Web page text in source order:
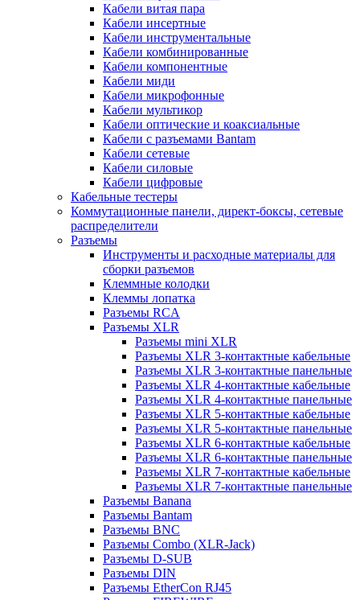
Кабели витая пара
Кабели инсертные
Кабели инструментальные
Кабели комбинированные
Кабели компонентные
Кабели миди
Кабели микрофонные
Кабели мультикор
Кабели оптические и коаксиальные
Кабели с разъемами Bantam
Кабели сетевые
Кабели силовые
Кабели цифровые
Кабельные тестеры
Коммутационные панели, директ-боксы, сетевые
распределители
Разъемы
Инструменты и расходные материалы для
сборки разъемов
Клеммные колодки
Клеммы лопатка
Разъемы RCA
Разъемы XLR
Разъемы mini XLR
Разъемы XLR 3-контактные кабельные
Разъемы XLR 3-контактные панельные
Разъемы XLR 4-контактные кабельные
Разъемы XLR 4-контактные панельные
Разъемы XLR 5-контактные кабельные
Разъемы XLR 5-контактные панельные
Разъемы XLR 6-контактные кабельные
Разъемы XLR 6-контактные панельные
Разъемы XLR 7-контактные кабельные
Разъемы XLR 7-контактные панельные
Разъемы Banana
Разъемы Bantam
Разъемы BNC
Разъемы Combo (XLR-Jack)
Разъемы D-SUB
Разъемы DIN
Разъемы EtherCon RJ45